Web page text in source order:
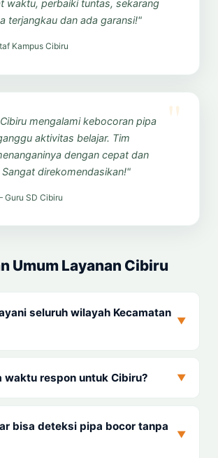
waktu, perbaiki tuntas, sekarang
terjangkau dan ada garansi!"
Kampus Cibiru
mengalami kebocoran pipa
aktivitas belajar. Tim
dengan cepat dan
direkomendasikan!"
Guru SD Cibiru
Umum Layanan Cibiru
seluruh wilayah Kecamatan
▼
waktu respon untuk Cibiru? ▼
bisa deteksi pipa bocor tanpa
▼